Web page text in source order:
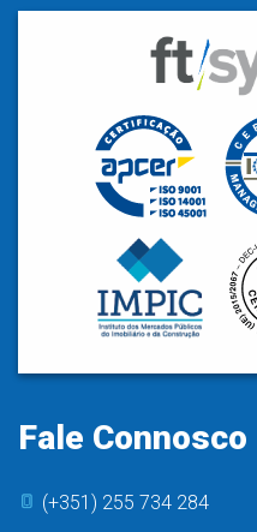
Fale Connosco
(+351) 255 734 284